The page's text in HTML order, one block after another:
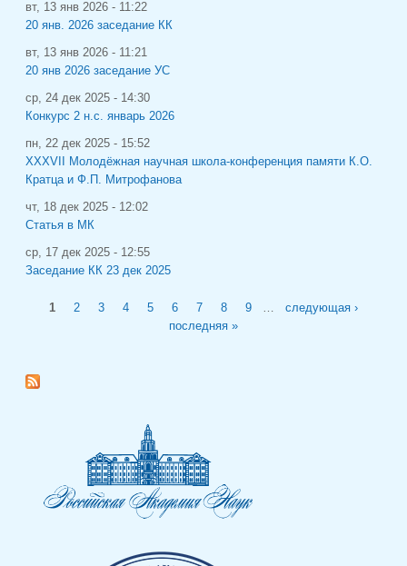
вт, 13 янв 2026 - 11:22
20 янв. 2026 заседание КК
вт, 13 янв 2026 - 11:21
20 янв 2026 заседание УС
ср, 24 дек 2025 - 14:30
Конкурс 2 н.с. январь 2026
пн, 22 дек 2025 - 15:52
XXXVII Молодёжная научная школа-конференция памяти К.О.
Кратца и Ф.П. Митрофанова
чт, 18 дек 2025 - 12:02
Статья в МК
ср, 17 дек 2025 - 12:55
Заседание КК 23 дек 2025
Страницы
1 2 3 4 5 6 7 8 9 …
следующая ›
последняя »